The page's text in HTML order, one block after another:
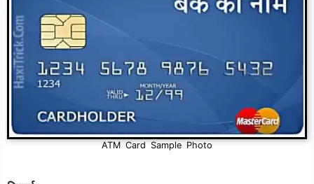
ATM Card Sample Photo